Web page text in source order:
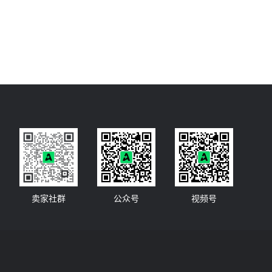
卖家社群 公众号 视频号